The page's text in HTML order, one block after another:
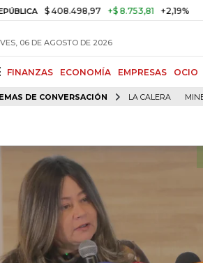
$ 408.498,97 +$ 8.753,81 +2,19% TASA
06 DE AGOSTO DE 2026
FINANZAS ECONOMÍA EMPRESAS OCIO
DE CONVERSACIÓN LA CALERA